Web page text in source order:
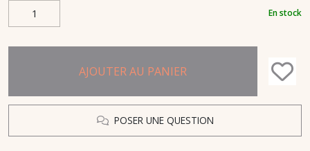
En stock
AJOUTER AU PANIER
POSER UNE QUESTION